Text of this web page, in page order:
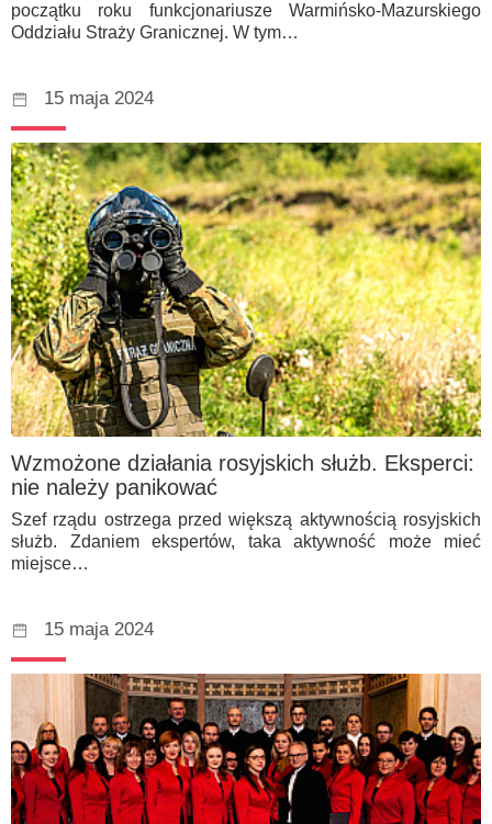
początku roku funkcjonariusze Warmińsko-Mazurskiego
Oddziału Straży Granicznej. W tym…
15 maja 2024
Wzmożone działania rosyjskich służb. Eksperci:
nie należy panikować
Szef rządu ostrzega przed większą aktywnością rosyjskich
służb. Zdaniem ekspertów, taka aktywność może mieć
miejsce…
15 maja 2024